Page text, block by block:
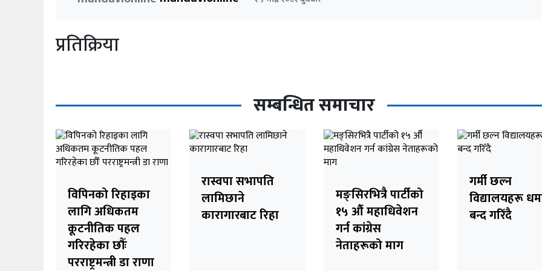
प्रतिक्रिया
सम्बन्धित समाचार
विपिनको रिहाइका
लागि अधिकतम
कूटनीतिक पहल
गरिरहेका छौँः
परराष्ट्रमन्त्री डा राणा
रास्वपा सभापति
लामिछाने
कारागारबाट रिहा
मङ्सिरभित्रै पार्टीको
१५ औँ महाधिवेशन
गर्न कांग्रेस
नेताहरूको माग
गर्मी छल्न
विद्यालयहरू
बन्द गरिँदै